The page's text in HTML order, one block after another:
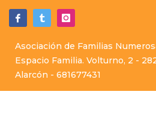
Asociación de Familias
Espacio Familia. Volturno, 2 -
Alarcón - 681677431